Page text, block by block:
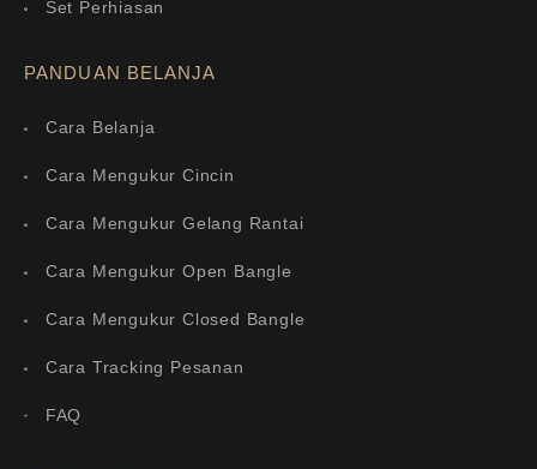
Set Perhiasan
PANDUAN BELANJA
Cara Belanja
Cara Mengukur Cincin
Cara Mengukur Gelang Rantai
Cara Mengukur Open Bangle
Cara Mengukur Closed Bangle
Cara Tracking Pesanan
FAQ